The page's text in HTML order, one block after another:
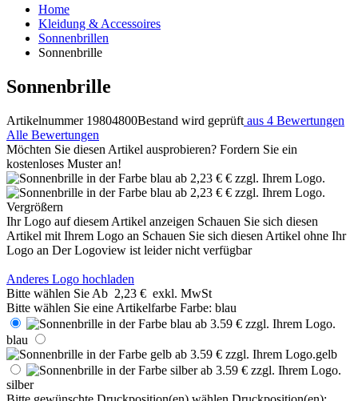
Home
Kleidung & Accessoires
Sonnenbrillen
Sonnenbrille
Sonnenbrille
Artikelnummer 19804800Bestand wird geprüft aus 4 Bewertungen
Alle Bewertungen
Möchten Sie diesen Artikel ausprobieren? Fordern Sie ein
kostenloses Muster an!
Vergrößern
Ihr Logo auf diesem Artikel anzeigen Schauen Sie sich diesen
Artikel mit Ihrem Logo an Schauen Sie sich diesen Artikel ohne Ihr
Logo an Der Logoview ist leider nicht verfügbar
Anderes Logo hochladen
Bitte wählen Sie Ab 2,23 € exkl. MwSt
Bitte wählen Sie eine Artikelfarbe Farbe: blau
blau
gelb
silber